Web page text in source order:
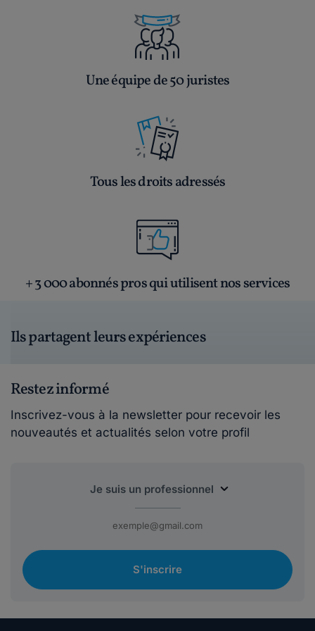
Une équipe de 50 juristes
Tous les droits adressés
+ 3 000 abonnés pros qui utilisent nos services
Ils partagent leurs expériences
Restez informé
Inscrivez-vous à la newsletter pour recevoir les
nouveautés et actualités selon votre profil
S'inscrire